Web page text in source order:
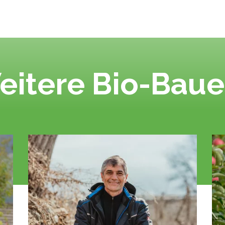
Bio-